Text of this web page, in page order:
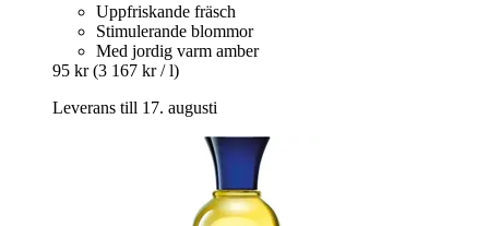
Uppfriskande fräsch
Stimulerande blommor
Med jordig varm amber
95 kr (3 167 kr / l)
Leverans till 17. augusti